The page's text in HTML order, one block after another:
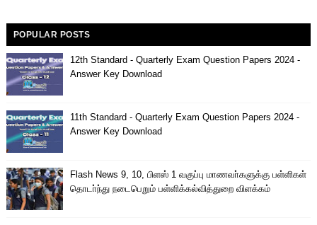
POPULAR POSTS
12th Standard - Quarterly Exam Question Papers 2024 -
Answer Key Download
11th Standard - Quarterly Exam Question Papers 2024 -
Answer Key Download
Flash News 9, 10, பிளஸ் 1 வகுப்பு மாணவா்களுக்கு பள்ளிகள்
தொடா்ந்து நடைபெறும் பள்ளிக்கல்வித்துறை விளக்கம்